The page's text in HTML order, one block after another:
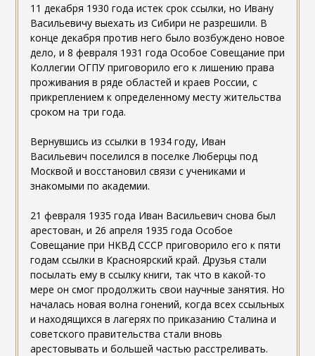
11 декабря 1930 года истек срок ссылки, но Ивану
Васильевичу выехать из Сибири не разрешили. В
конце декабря против него было возбуждено новое
дело, и 8 февраля 1931 года Особое Совещание при
Коллегии ОГПУ приговорило его к лишению права
проживания в ряде областей и краев России, с
прикреплением к определенному месту жительства
сроком на три года.
Вернувшись из ссылки в 1934 году, Иван
Васильевич поселился в поселке Люберцы под
Москвой и восстановил связи с учениками и
знакомыми по академии.
21 февраля 1935 года Иван Васильевич снова был
арестован, и 26 апреля 1935 года Особое
Совещание при НКВД СССР приговорило его к пяти
годам ссылки в Красноярский край. Друзья стали
посылать ему в ссылку книги, так что в какой-то
мере он смог продолжить свои научные занятия. Но
началась новая волна гонений, когда всех ссыльных
и находящихся в лагерях по приказанию Сталина и
советского правительства стали вновь
арестовывать и большей частью расстреливать.